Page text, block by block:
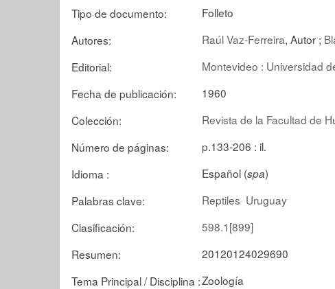
Tipo de documento:
Folleto
Autores:
Raúl Vaz-Ferreira, Autor ;
Editorial:
Montevideo : Universidad
Fecha de publicación:
1960
Colección:
Revista de la Facultad de
Número de páginas:
p.133-206 : il.
Idioma :
Español (spa)
Palabras clave:
Reptiles Uruguay
Clasificación:
598.1[899]
Resumen:
20120124029690
Tema Principal / Disciplina :Zoología